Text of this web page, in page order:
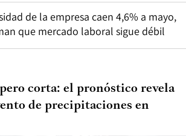
de la empresa caen 4,6% a mayo,
que mercado laboral sigue débil
corta: el pronóstico revela
de precipitaciones en